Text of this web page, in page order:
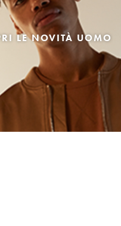
LE NOVITÀ UOMO